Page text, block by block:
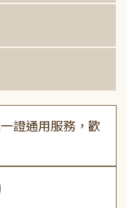
證通用服務，歡